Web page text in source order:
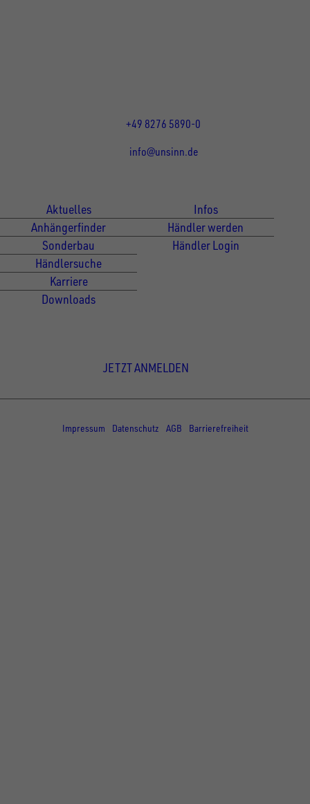
+49 8276 5890-0
info@unsinn.de
Aktuelles
Anhängerfinder
Sonderbau
Händlersuche
Karriere
Downloads
Infos
Händler werden
Händler Login
JETZT ANMELDEN
Impressum
Datenschutz AGB Barrierefreiheit